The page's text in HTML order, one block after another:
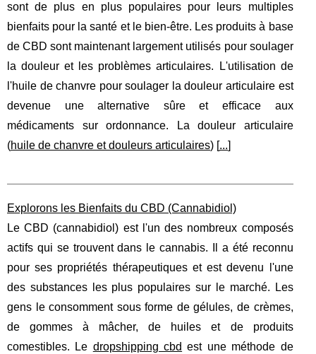
sont de plus en plus populaires pour leurs multiples
bienfaits pour la santé et le bien-être. Les produits à base
de CBD sont maintenant largement utilisés pour soulager
la douleur et les problèmes articulaires. L'utilisation de
l'huile de chanvre pour soulager la douleur articulaire est
devenue une alternative sûre et efficace aux
médicaments sur ordonnance. La douleur articulaire
(huile de chanvre et douleurs articulaires) [...]
Explorons les Bienfaits du CBD (Cannabidiol)
Le CBD (cannabidiol) est l'un des nombreux composés
actifs qui se trouvent dans le cannabis. Il a été reconnu
pour ses propriétés thérapeutiques et est devenu l'une
des substances les plus populaires sur le marché. Les
gens le consomment sous forme de gélules, de crèmes,
de gommes à mâcher, de huiles et de produits
comestibles. Le dropshipping cbd est une méthode de